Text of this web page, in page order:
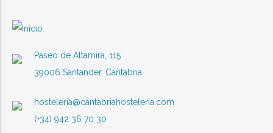
Paseo de Altamira, 115
39006 Santander, Cantabria
hosteleria@cantabriahosteleria.com
(+34) 942 36 70 30